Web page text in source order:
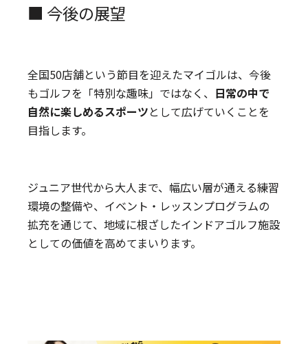
■ 今後の展望
全国50店舗という節目を迎えたマイゴルは、今後
もゴルフを「特別な趣味」ではなく、 日常の中で
自然に楽しめるスポーツとして広げていくことを
目指します。
ジュニア世代から大人まで、幅広い層が通える練習
環境の整備や、イベント・レッスンプログラムの
拡充を通じて、地域に根ざしたインドアゴルフ施設
としての価値を高めてまいります。